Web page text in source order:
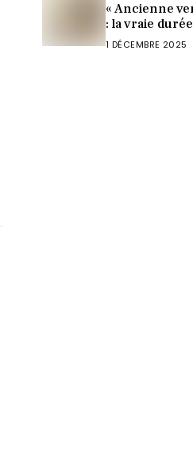
« Ancienne
: la vraie
Thermomix
1 DÉCEMBRE 2025